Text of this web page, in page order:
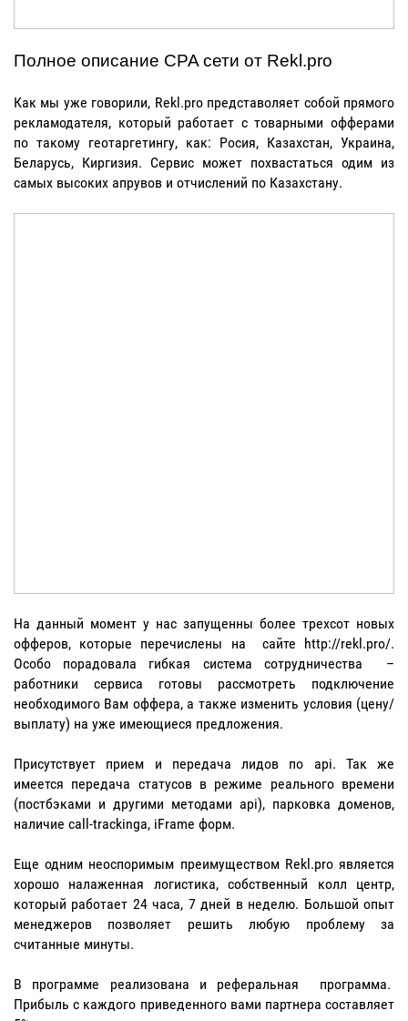
Полное описание CPA сети от Rekl.pro
Как мы уже говорили, Rekl.pro представоляет собой прямого
рекламодателя, который работает с товарными офферами
по такому геотаргетингу, как: Росия, Казахстан, Украина,
Беларусь, Киргизия. Сервис может похвастаться одим из
самых высоких апрувов и отчислений по Казахстану.
На данный момент у нас запущенны более трехсот новых
офферов, которые перечислены на сайте http://rekl.pro/.
Особо порадовала гибкая система сотрудничества ­ –
работники сервиса готовы рассмотреть подключение
необходимого Вам оффера, а также изменить условия (цену/
выплату) на уже имеющиеся предложения.
Присутствует прием и передача лидов по api. Так же
имеется передача статусов в режиме реального времени
(постбэками и другими методами api), парковка доменов,
наличие call-trackinga, iFrame форм.
Еще одним неоспоримым преимуществом Rekl.pro является
хорошо налаженная логистика, собственный колл центр,
который работает 24 часа, 7 дней в неделю. Большой опыт
менеджеров позволяет решить любую проблему за
считанные минуты.
В программе реализована и реферальная программа.
Прибыль с каждого приведенного вами партнера составляет